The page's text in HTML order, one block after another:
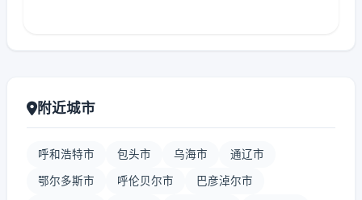
附近城市
呼和浩特市 包头市 乌海市 通辽市
鄂尔多斯市 呼伦贝尔市 巴彦淖尔市